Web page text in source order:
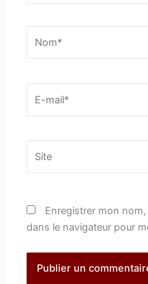
mail*
Enregistrer mon
dans le navigateur pour